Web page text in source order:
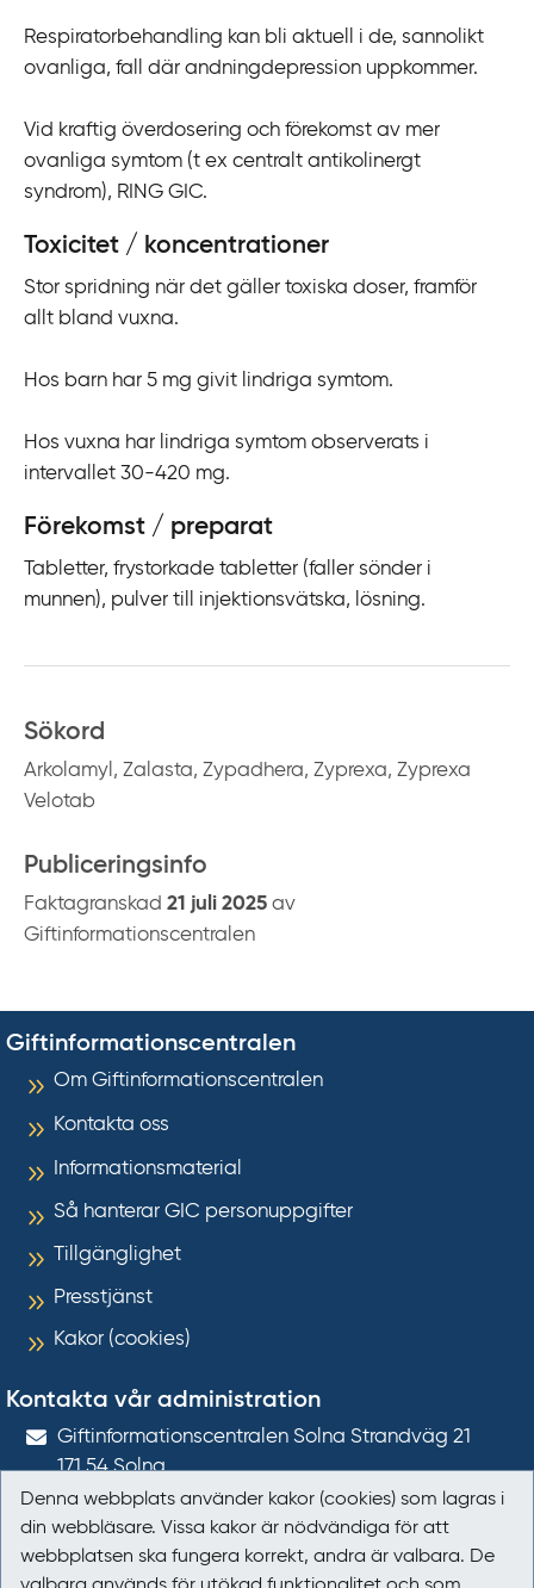
Denna webbplats använder kakor (cookies) som lagras i
din webbläsare. Vissa kakor är nödvändiga för att
webbplatsen ska fungera korrekt, andra är valbara. De
Respiratorbehandling kan bli aktuell i de, sannolikt
ovanliga, fall där andningdepression uppkommer.
Vid kraftig överdosering och förekomst av mer
ovanliga symtom (t ex centralt antikolinergt
syndrom), RING GIC.
Toxicitet / koncentrationer
Stor spridning när det gäller toxiska doser, framför
allt bland vuxna.
Hos barn har 5 mg givit lindriga symtom.
Hos vuxna har lindriga symtom observerats i
intervallet 30-420 mg.
Förekomst / preparat
Tabletter, frystorkade tabletter (faller sönder i
munnen), pulver till injektionsvätska, lösning.
Sökord
Arkolamyl, Zalasta, Zypadhera, Zyprexa, Zyprexa
Velotab
Publiceringsinfo
Faktagranskad 21 juli 2025 av
Giftinformationscentralen
Giftinformationscentralen
Om Giftinformationscentralen
Kontakta oss
Informationsmaterial
Så hanterar GIC personuppgifter
Tillgänglighet
Presstjänst
Kakor (cookies)
Kontakta vår administration
Gift­informations­centralen Solna Strandväg 21
171 54 Solna
giftinformation@gic.se
Följ oss